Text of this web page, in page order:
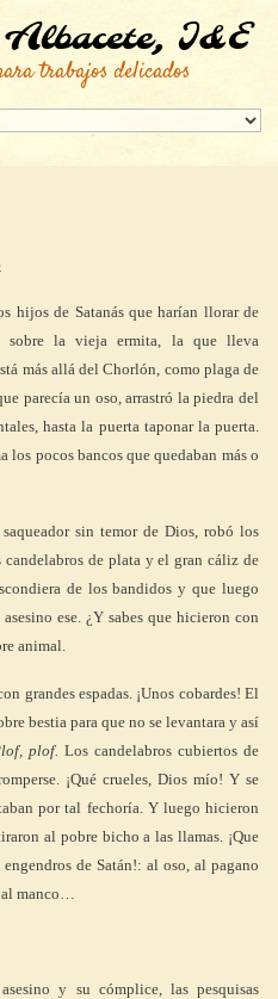
Albacete, I&E
trabajos delicados
hijos de Satanás que harían llorar de
sobre la vieja ermita, la que lleva
más allá del Chorlón, como plaga de
parecía un oso, arrastró la piedra del
hasta la puerta taponar la puerta.
los pocos bancos que quedaban más o
sin temor de Dios, robó los
candelabros de plata y el gran cáliz de
de los bandidos y que luego
ese. ¿Y sabes que hicieron con
animal.
grandes espadas. ¡Unos cobardes! El
bestia para que no se levantara y así
plof. Los candelabros cubiertos de
¡Qué crueles, Dios mío! Y se
por tal fechoría. Y luego hicieron
al pobre bicho a las llamas. ¡Que
de Satán!: al oso, al pagano
al manco…
y su cómplice, las pesquisas